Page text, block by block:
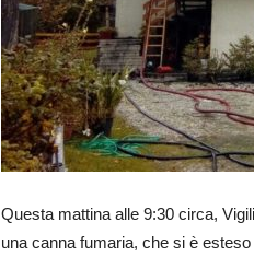
Questa mattina alle 9:30 circa,
una canna fumaria, che si è